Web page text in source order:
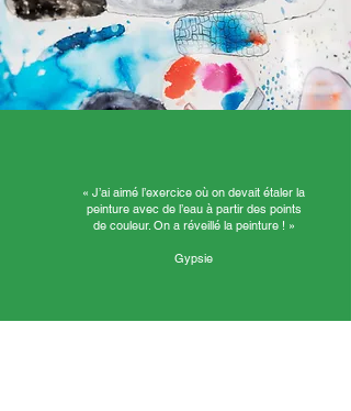
« J’ai aimé l’exercice où on devait étaler la
peinture avec de l’eau à partir des points
de couleur. On a réveillé la peinture ! »
Gypsie